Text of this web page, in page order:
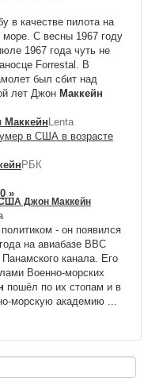
в качестве пилота на
море. С весны 1967 году
1967 года чуть не
Forrestal. В
был сбит над
лет Джон Маккейн
Маккейн Lenta
умер в США в возрасте
РБК
»
США Джон Маккейн
- он появился
на авиабазе ВВС
канала. Его
Военно-морских
пошёл по их стопам и в
морскую академию ...